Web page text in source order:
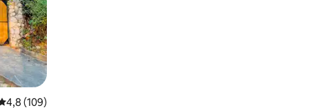
moyenne sur la base de 109 commentaires : 4,8 sur 5
4,8 (109)